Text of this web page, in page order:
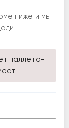
ниже и мы
паллето-